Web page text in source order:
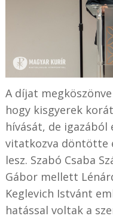
A díjat
hogy kisgyerek
hívását, de
vitatkozva döntötte
lesz. Szabó Csaba
Gábor mellett
Keglevich Istvánt
hatással voltak a